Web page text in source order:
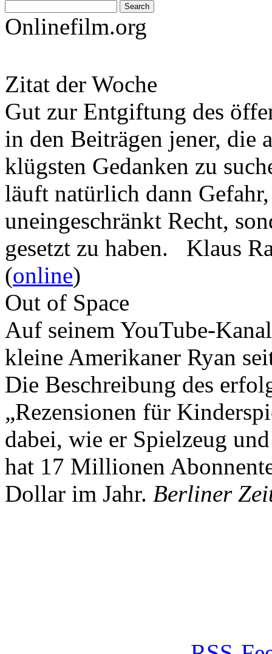
Onlinefilm.org
Zitat der Woche
Gut zur Entgiftung des
in den Beiträgen jener, die
klügsten Gedanken zu
läuft natürlich dann
uneingeschränkt Recht,
gesetzt zu haben. Klaus
(online)
Out of Space
Auf seinem YouTube-
kleine Amerikaner Ryan
Die Beschreibung des
„Rezensionen für
dabei, wie er Spielzeug
hat 17 Millionen
Dollar im Jahr. Berliner